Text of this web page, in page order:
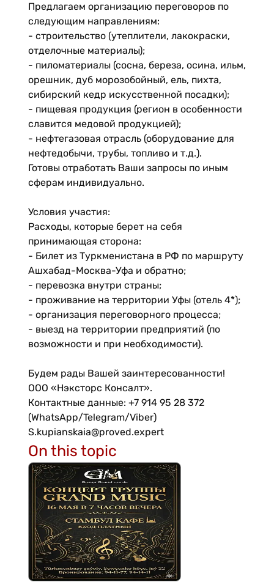
Предлагаем организацию переговоров по
следующим направлениям:
- строительство (утеплители, лакокраски,
отделочные материалы);
- пиломатериалы (сосна, береза, осина, ильм,
орешник, дуб морозобойный, ель, пихта,
сибирский кедр искусственной посадки);
- пищевая продукция (регион в особенности
славится медовой продукцией);
- нефтегазовая отрасль (оборудование для
нефтедобычи, трубы, топливо и т.д.).
Готовы отработать Ваши запросы по иным
сферам индивидуально.
Условия участия:
Расходы, которые берет на себя
принимающая сторона:
- Билет из Туркменистана в РФ по маршруту
Ашхабад-Москва-Уфа и обратно;
- перевозка внутри страны;
- проживание на территории Уфы (отель 4*);
- организация переговорного процесса;
- выезд на территории предприятий (по
возможности и при необходимости).
Будем рады Вашей заинтересованности!
ООО «Нэксторс Консалт».
Контактные данные: +7 914 95 28 372
(WhatsApp/Telegram/Viber)
S.kupianskaia@proved.expert
On this topic